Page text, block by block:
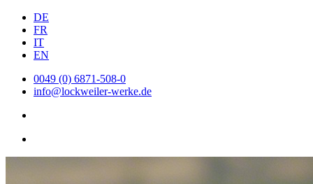
DE
FR
IT
EN
0049 (0) 6871-508-0
info@lockweiler-werke.de